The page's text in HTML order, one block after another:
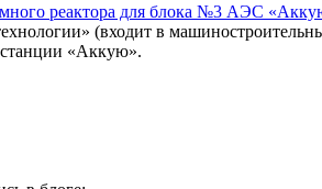
реактора для блока №3 АЭС
(входит в
«Аккую».